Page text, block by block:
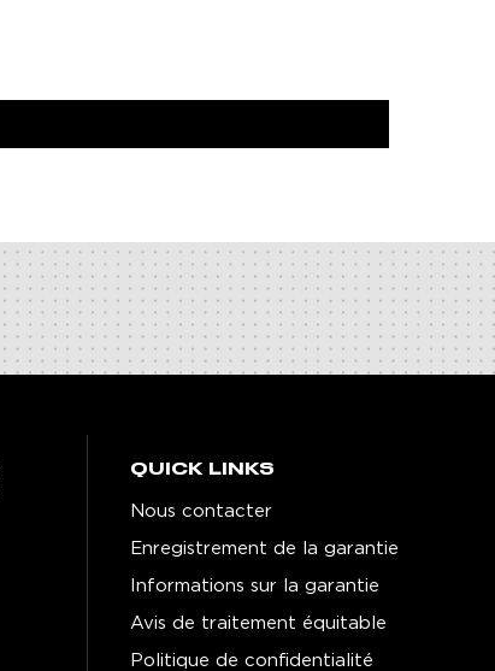
QUICK LINKS
Nous contacter
Enregistrement de la garantie
Informations sur la garantie
Avis de traitement équitable
Politique de confidentialité